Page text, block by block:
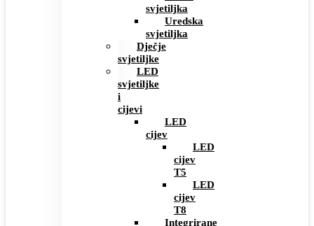
svjetiljka
Uredska
svjetiljka
Dječje
svjetiljke
LED
svjetiljke
i
cijevi
LED
cijev
LED
cijev
T5
LED
cijev
T8
Integrirane